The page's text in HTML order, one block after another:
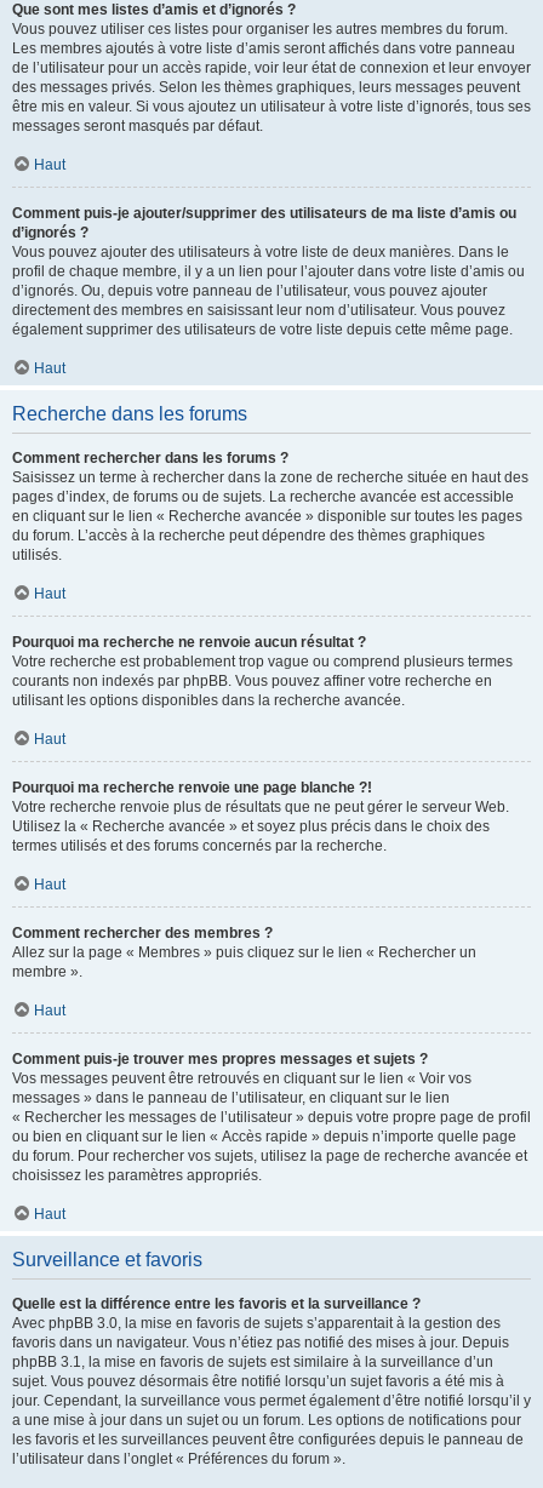
Que sont mes listes d’amis et d’ignorés ?
Vous pouvez utiliser ces listes pour organiser les autres membres du forum.
Les membres ajoutés à votre liste d’amis seront affichés dans votre panneau
de l’utilisateur pour un accès rapide, voir leur état de connexion et leur envoyer
des messages privés. Selon les thèmes graphiques, leurs messages peuvent
être mis en valeur. Si vous ajoutez un utilisateur à votre liste d’ignorés, tous ses
messages seront masqués par défaut.
Haut
Comment puis-je ajouter/supprimer des utilisateurs de ma liste d’amis ou
d’ignorés ?
Vous pouvez ajouter des utilisateurs à votre liste de deux manières. Dans le
profil de chaque membre, il y a un lien pour l’ajouter dans votre liste d’amis ou
d’ignorés. Ou, depuis votre panneau de l’utilisateur, vous pouvez ajouter
directement des membres en saisissant leur nom d’utilisateur. Vous pouvez
également supprimer des utilisateurs de votre liste depuis cette même page.
Haut
Recherche dans les forums
Comment rechercher dans les forums ?
Saisissez un terme à rechercher dans la zone de recherche située en haut des
pages d’index, de forums ou de sujets. La recherche avancée est accessible
en cliquant sur le lien « Recherche avancée » disponible sur toutes les pages
du forum. L’accès à la recherche peut dépendre des thèmes graphiques
utilisés.
Haut
Pourquoi ma recherche ne renvoie aucun résultat ?
Votre recherche est probablement trop vague ou comprend plusieurs termes
courants non indexés par phpBB. Vous pouvez affiner votre recherche en
utilisant les options disponibles dans la recherche avancée.
Haut
Pourquoi ma recherche renvoie une page blanche ?!
Votre recherche renvoie plus de résultats que ne peut gérer le serveur Web.
Utilisez la « Recherche avancée » et soyez plus précis dans le choix des
termes utilisés et des forums concernés par la recherche.
Haut
Comment rechercher des membres ?
Allez sur la page « Membres » puis cliquez sur le lien « Rechercher un
membre ».
Haut
Comment puis-je trouver mes propres messages et sujets ?
Vos messages peuvent être retrouvés en cliquant sur le lien « Voir vos
messages » dans le panneau de l’utilisateur, en cliquant sur le lien
« Rechercher les messages de l’utilisateur » depuis votre propre page de profil
ou bien en cliquant sur le lien « Accès rapide » depuis n’importe quelle page
du forum. Pour rechercher vos sujets, utilisez la page de recherche avancée et
choisissez les paramètres appropriés.
Haut
Surveillance et favoris
Quelle est la différence entre les favoris et la surveillance ?
Avec phpBB 3.0, la mise en favoris de sujets s’apparentait à la gestion des
favoris dans un navigateur. Vous n’étiez pas notifié des mises à jour. Depuis
phpBB 3.1, la mise en favoris de sujets est similaire à la surveillance d’un
sujet. Vous pouvez désormais être notifié lorsqu’un sujet favoris a été mis à
jour. Cependant, la surveillance vous permet également d’être notifié lorsqu’il y
a une mise à jour dans un sujet ou un forum. Les options de notifications pour
les favoris et les surveillances peuvent être configurées depuis le panneau de
l’utilisateur dans l’onglet « Préférences du forum ».